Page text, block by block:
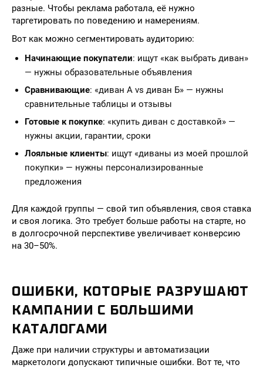
разные. Чтобы реклама работала, её нужно
таргетировать по поведению и намерениям.
Вот как можно сегментировать аудиторию:
Начинающие покупатели: ищут «как выбрать диван»
— нужны образовательные объявления
Сравнивающие: «диван А vs диван Б» — нужны
сравнительные таблицы и отзывы
Готовые к покупке: «купить диван с доставкой» —
нужны акции, гарантии, сроки
Лояльные клиенты: ищут «диваны из моей прошлой
покупки» — нужны персонализированные
предложения
Для каждой группы — свой тип объявления, своя ставка
и своя логика. Это требует больше работы на старте, но
в долгосрочной перспективе увеличивает конверсию
на 30–50%.
ОШИБКИ, КОТОРЫЕ РАЗРУШАЮТ
КАМПАНИИ С БОЛЬШИМИ
КАТАЛОГАМИ
Даже при наличии структуры и автоматизации
маркетологи допускают типичные ошибки. Вот те, что